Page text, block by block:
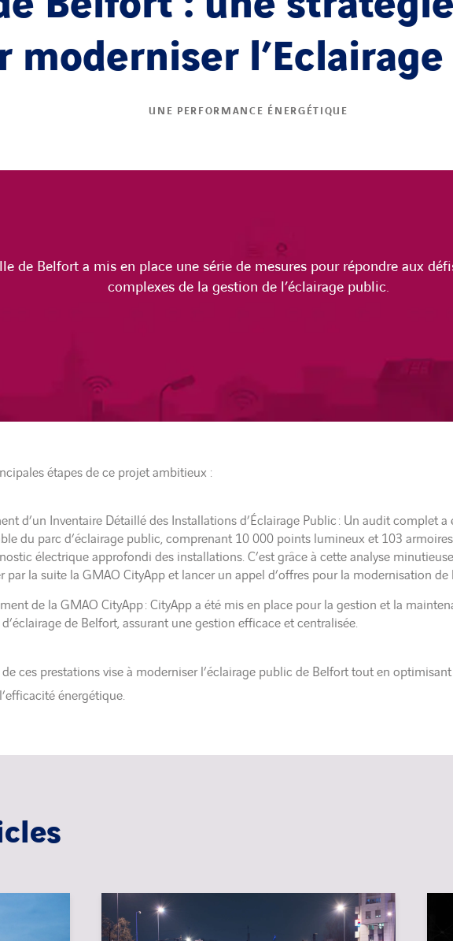
moderniser
UNE PERFORMANCE ÉNERGÉTIQUE
de Belfort a mis en place une série de mesures pour répondre aux
complexes de la gestion de l’éclairage public.
étapes de ce projet ambitieux :
d’un Inventaire Détaillé des Installations d’Éclairage Public : Un audit complet a
du parc d’éclairage public, comprenant 10 000 points lumineux et 103
électrique approfondi des installations. C’est grâce à cette analyse
par la suite la GMAO CityApp et lancer un appel d’offres pour la modernisation de
de la GMAO CityApp : CityApp a été mis en place pour la gestion et la
de Belfort, assurant une gestion efficace et centralisée.
de ces prestations vise à moderniser l’éclairage public de Belfort tout en
énergétique.